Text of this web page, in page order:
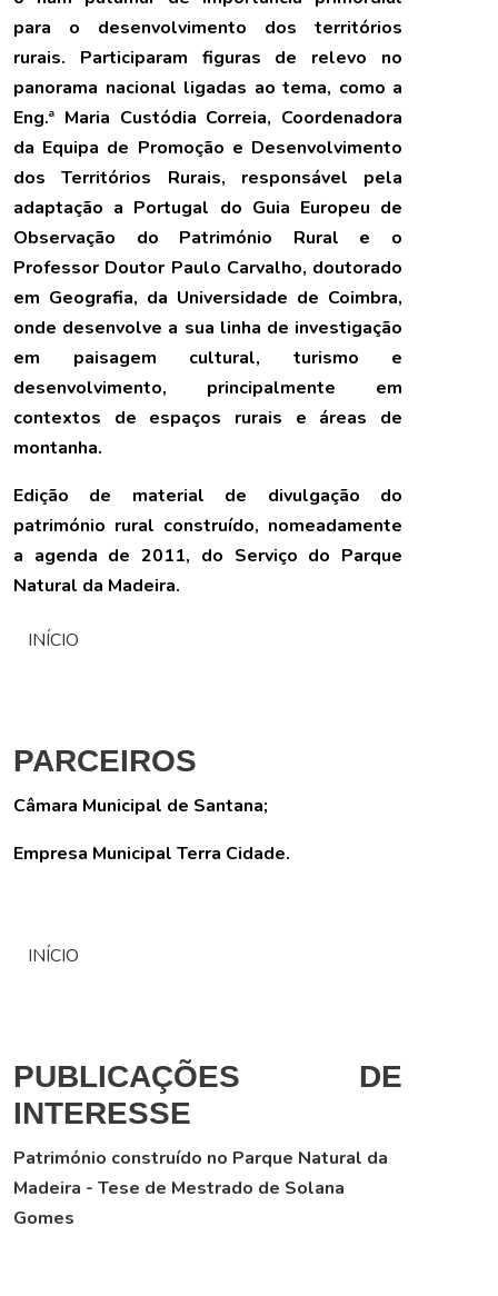
para o desenvolvimento dos territórios
rurais. Participaram figuras de relevo no
panorama nacional ligadas ao tema, como a
Eng.ª Maria Custódia Correia, Coordenadora
da Equipa de Promoção e Desenvolvimento
dos Territórios Rurais, responsável pela
adaptação a Portugal do Guia Europeu de
Observação do Património Rural e o
Professor Doutor Paulo Carvalho, doutorado
em Geografia, da Universidade de Coimbra,
onde desenvolve a sua linha de investigação
em paisagem cultural, turismo e
desenvolvimento, principalmente em
contextos de espaços rurais e áreas de
montanha.
Edição de material de divulgação do
património rural construído, nomeadamente
a agenda de 2011, do Serviço do Parque
Natural da Madeira.
INÍCIO
PARCEIROS
Câmara Municipal de Santana;
Empresa Municipal Terra Cidade.
INÍCIO
PUBLICAÇÕES DE
INTERESSE
Património construído no Parque Natural da
Madeira - Tese de Mestrado de Solana
Gomes